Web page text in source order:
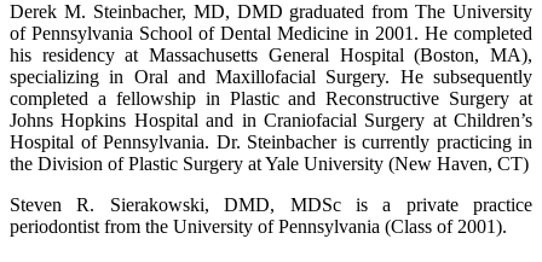
Derek M. Steinbacher, MD, DMD graduated from The University
of Pennsylvania School of Dental Medicine in 2001. He completed
his residency at Massachusetts General Hospital (Boston, MA),
specializing in Oral and Maxillofacial Surgery. He subsequently
completed a fellowship in Plastic and Reconstructive Surgery at
Johns Hopkins Hospital and in Craniofacial Surgery at Children’s
Hospital of Pennsylvania. Dr. Steinbacher is currently practicing in
the Division of Plastic Surgery at Yale University (New Haven, CT)
Steven R. Sierakowski, DMD, MDSc is a private practice
periodontist from the University of Pennsylvania (Class of 2001).